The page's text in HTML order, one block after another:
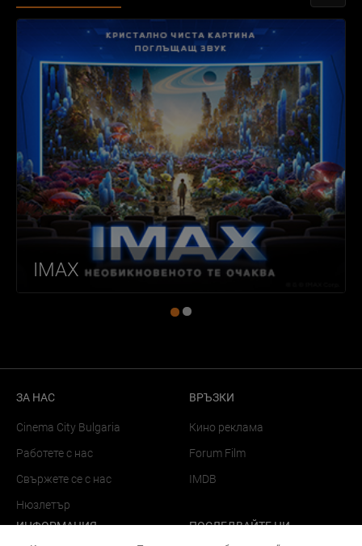
IMAX
ЗА НАС
Cinema City Bulgaria
Работете с нас
Свържете се с нас
Нюзлетър
ВРЪЗКИ
Кино реклама
Forum Film
IMDB
ИНФОРМАЦИЯ ПОСЛЕДВАЙТЕ НИ